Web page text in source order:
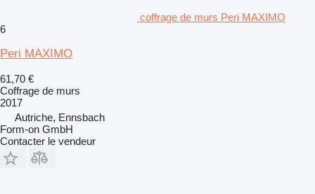
coffrage de murs Peri MAXIMO
6
Peri MAXIMO
61,70 €
Coffrage de murs
2017
Autriche, Ennsbach
Form-on GmbH
Contacter le vendeur